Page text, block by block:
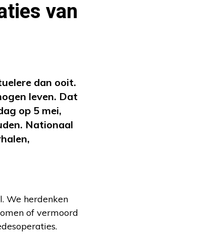
van
dan ooit.
leven. Dat
op 5 mei,
Nationaal
We herdenken
of vermoord